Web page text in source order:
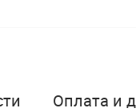
Оплата и